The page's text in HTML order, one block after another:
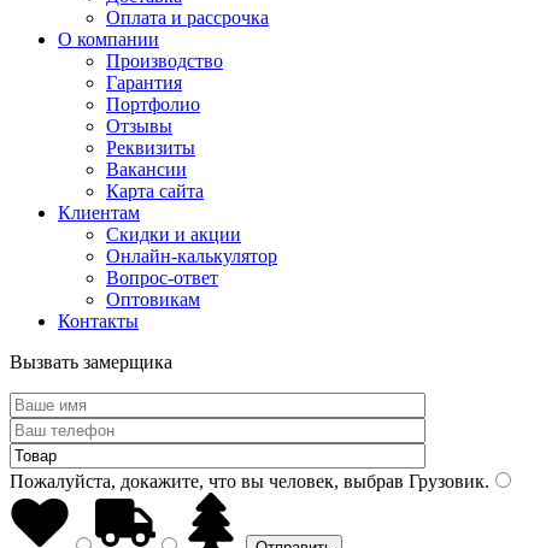
Оплата и рассрочка
О компании
Производство
Гарантия
Портфолио
Отзывы
Реквизиты
Вакансии
Карта сайта
Клиентам
Скидки и акции
Онлайн-калькулятор
Вопрос-ответ
Оптовикам
Контакты
Вызвать замерщика
Пожалуйста, докажите, что вы человек, выбрав Грузовик.